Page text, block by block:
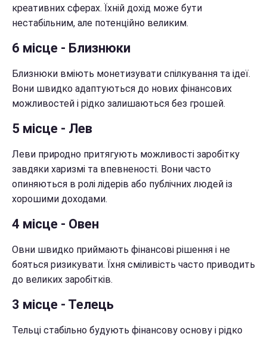
креативних сферах. Їхній дохід може бути
нестабільним, але потенційно великим.
6 місце - Близнюки
Близнюки вміють монетизувати спілкування та ідеї.
Вони швидко адаптуються до нових фінансових
можливостей і рідко залишаються без грошей.
5 місце - Лев
Леви природно притягують можливості заробітку
завдяки харизмі та впевненості. Вони часто
опиняються в ролі лідерів або публічних людей із
хорошими доходами.
4 місце - Овен
Овни швидко приймають фінансові рішення і не
бояться ризикувати. Їхня сміливість часто приводить
до великих заробітків.
3 місце - Телець
Тельці стабільно будують фінансову основу і рідко